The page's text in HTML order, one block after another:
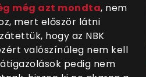
még azt mondta, nem
mert először látni
hogy az NBK
valószínűleg nem kell
pedig nem